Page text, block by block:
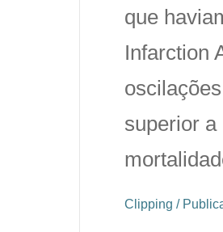
que
Infarction
superior
Clipping /